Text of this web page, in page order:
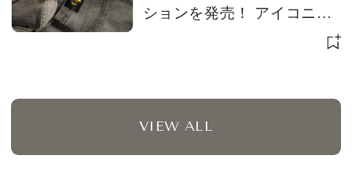
ションを発売！ アイコニッ
クな「CK」ロゴをアップデ
VIEW ALL